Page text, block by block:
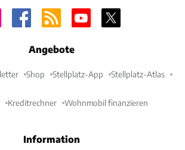
Angebote
Shop Stellplatz-App Stellplatz-Atlas
Kreditrechner Wohnmobil finanzieren
Information